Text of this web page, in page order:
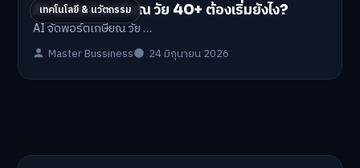
เทคโนโลยี & นวัตกรรม
AI จัดพอร์ตเกษียณ วัย 40+ ต้องเริ่มยังไง?
AI จัดพอร์ตเกษียณ วัย …
Master Bussiness 24 มิถุนายน 2026